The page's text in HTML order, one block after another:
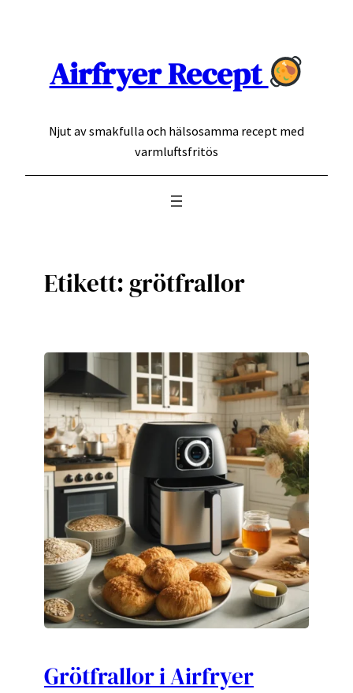
Airfryer Recept
Njut av smakfulla och hälsosamma recept med
varmluftsfritös
Etikett: grötfrallor
Grötfrallor i Airfryer